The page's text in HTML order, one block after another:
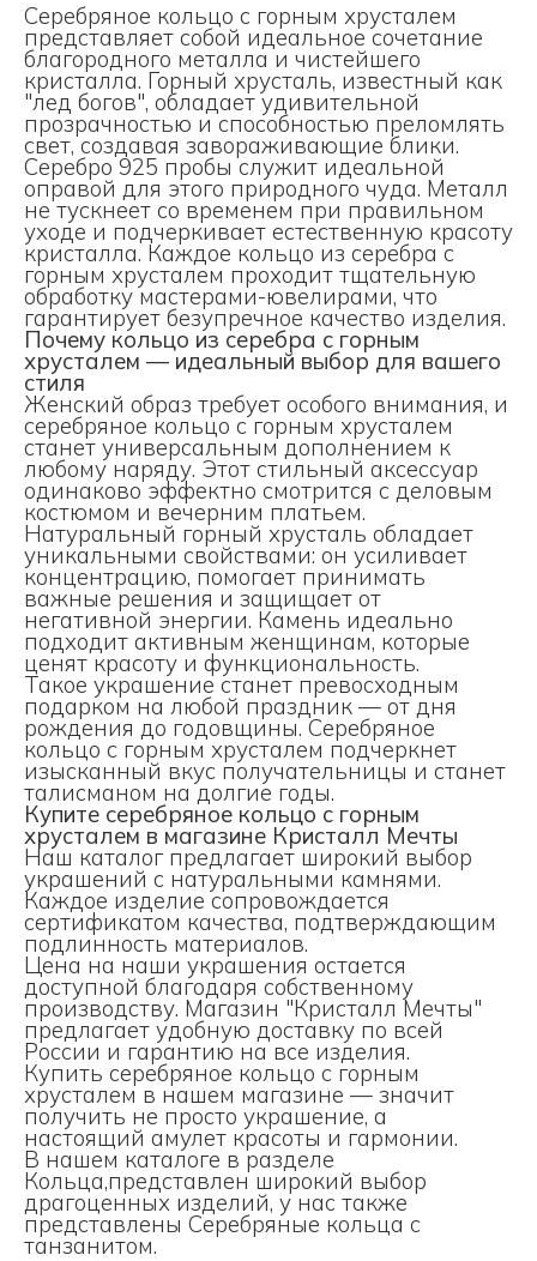
Серебряное кольцо с горным хрусталем
представляет собой идеальное сочетание
благородного металла и чистейшего
кристалла. Горный хрусталь, известный как
"лед богов", обладает удивительной
прозрачностью и способностью преломлять
свет, создавая завораживающие блики.
Серебро 925 пробы служит идеальной
оправой для этого природного чуда. Металл
не тускнеет со временем при правильном
уходе и подчеркивает естественную красоту
кристалла. Каждое кольцо из серебра с
горным хрусталем проходит тщательную
обработку мастерами-ювелирами, что
гарантирует безупречное качество изделия.
Почему кольцо из серебра с горным
хрусталем — идеальный выбор для вашего
стиля
Женский образ требует особого внимания, и
серебряное кольцо с горным хрусталем
станет универсальным дополнением к
любому наряду. Этот стильный аксессуар
одинаково эффектно смотрится с деловым
костюмом и вечерним платьем.
Натуральный горный хрусталь обладает
уникальными свойствами: он усиливает
концентрацию, помогает принимать
важные решения и защищает от
негативной энергии. Камень идеально
подходит активным женщинам, которые
ценят красоту и функциональность.
Такое украшение станет превосходным
подарком на любой праздник — от дня
рождения до годовщины. Серебряное
кольцо с горным хрусталем подчеркнет
изысканный вкус получательницы и станет
талисманом на долгие годы.
Купите серебряное кольцо с горным
хрусталем в магазине Кристалл Мечты
Наш каталог предлагает широкий выбор
украшений с натуральными камнями.
Каждое изделие сопровождается
сертификатом качества, подтверждающим
подлинность материалов.
Цена на наши украшения остается
доступной благодаря собственному
производству. Магазин "Кристалл Мечты"
предлагает удобную доставку по всей
России и гарантию на все изделия.
Купить серебряное кольцо с горным
хрусталем в нашем магазине — значит
получить не просто украшение, а
настоящий амулет красоты и гармонии.
В нашем каталоге в разделе
Кольца,представлен широкий выбор
драгоценных изделий, у нас также
представлены Серебряные кольца с
танзанитом.